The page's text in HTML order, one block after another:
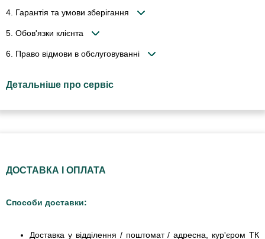
4. Гарантія та умови зберігання
5. Обов'язки клієнта
6. Право відмови в обслуговуванні
Детальніше про сервіс
ДОСТАВКА І ОПЛАТА
Способи доставки:
Доставка у відділення / поштомат / адресна, кур'єром ТК